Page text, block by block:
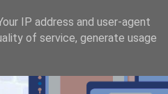
IP address and user-agent
of service, generate usage